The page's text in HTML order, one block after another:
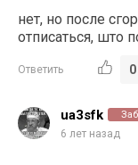
нет, но после
отписаться, што
Ответить 0
ua3sfk
6 лет назад